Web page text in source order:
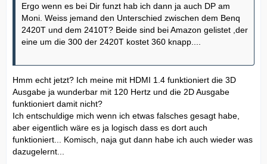
Ergo wenn es bei Dir funzt hab ich dann ja auch DP am
Moni. Weiss jemand den Unterschied zwischen dem Benq
2420T und dem 2410T? Beide sind bei Amazon gelistet ,der
eine um die 300 der 2420T kostet 360 knapp....
Hmm echt jetzt? Ich meine mit HDMI 1.4 funktioniert die 3D
Ausgabe ja wunderbar mit 120 Hertz und die 2D Ausgabe
funktioniert damit nicht?
Ich entschuldige mich wenn ich etwas falsches gesagt habe,
aber eigentlich wäre es ja logisch dass es dort auch
funktioniert... Komisch, naja gut dann habe ich auch wieder was
dazugelernt...